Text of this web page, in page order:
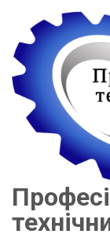
вмісту
(натисніть
Enter)